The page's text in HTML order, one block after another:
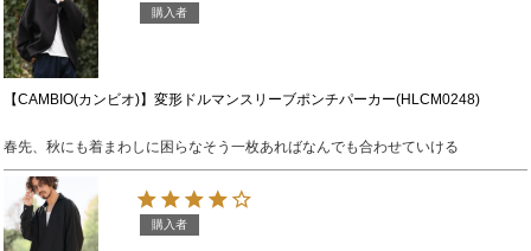
【CAMBIO(カンビオ)】変形ドルマンスリーブポンチパーカー(HLCM0248)
購入者
春先、秋にも着まわしに困らなそう一枚あればなんでも合わせていける
購入者